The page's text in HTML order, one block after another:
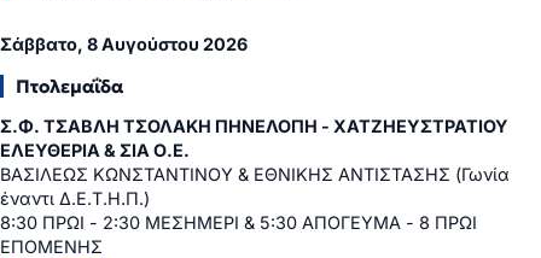
Σάββατο, 8 Αυγούστου 2026
Πτολεμαΐδα
Σ.Φ. ΤΣΑΒΛΗ ΤΣΟΛΑΚΗ ΠΗΝΕΛΟΠΗ - ΧΑΤΖΗΕΥΣΤΡΑΤΙΟΥ
ΕΛΕΥΘΕΡΙΑ & ΣΙΑ Ο.Ε.
ΒΑΣΙΛΕΩΣ ΚΩΝΣΤΑΝΤΙΝΟΥ & ΕΘΝΙΚΗΣ ΑΝΤΙΣΤΑΣΗΣ (Γωνία
έναντι Δ.Ε.Τ.Η.Π.)
8:30 ΠΡΩΙ - 2:30 ΜΕΣΗΜΕΡΙ & 5:30 ΑΠΟΓΕΥΜΑ - 8 ΠΡΩΙ
ΕΠΟΜΕΝΗΣ